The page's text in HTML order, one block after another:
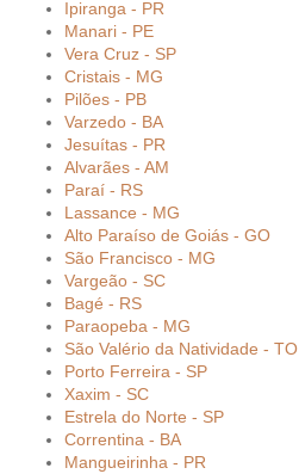
Ipiranga - PR
Manari - PE
Vera Cruz - SP
Cristais - MG
Pilões - PB
Varzedo - BA
Jesuítas - PR
Alvarães - AM
Paraí - RS
Lassance - MG
Alto Paraíso de Goiás - GO
São Francisco - MG
Vargeão - SC
Bagé - RS
Paraopeba - MG
São Valério da Natividade - TO
Porto Ferreira - SP
Xaxim - SC
Estrela do Norte - SP
Correntina - BA
Mangueirinha - PR